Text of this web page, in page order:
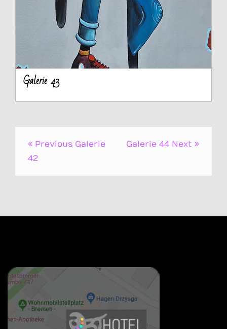
Galerie 43
Post
navigation
Previous Galerie
42
Galerie 44 Next